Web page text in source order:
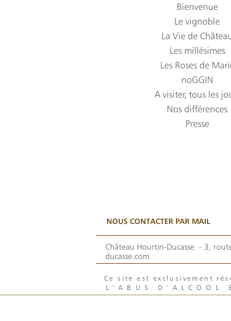
Bienvenue
Le vignoble
La Vie de
Les millésimes
Les Roses de
noGGIN
A visiter, tous les
Nos différences
Presse
NOUS CONTACTER PAR MAIL
Château Hourtin-Ducasse - 3,
ducasse.com
Ce site est exclusivement
L'ABUS D'ALCOOL